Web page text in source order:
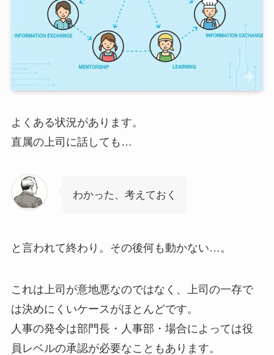
よくある状況があります。
直属の上司に話しても…
わかった、考えておく
と言われて終わり。その後何も動かない…。
これは上司が意地悪なのではなく、上司の一存で
は決めにくいケースがほとんどです。
人事の発令は部門長・人事部・場合によっては役
員レベルの承認が必要なこともあります。